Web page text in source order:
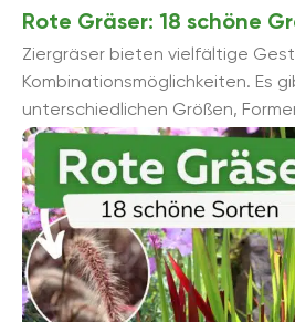
Rote Gräser: 18 schöne
Ziergräser bieten vielfältige
Kombinationsmöglichkeiten. Es
unterschiedlichen Größen,
Besonders auffallend sind
den Blü...